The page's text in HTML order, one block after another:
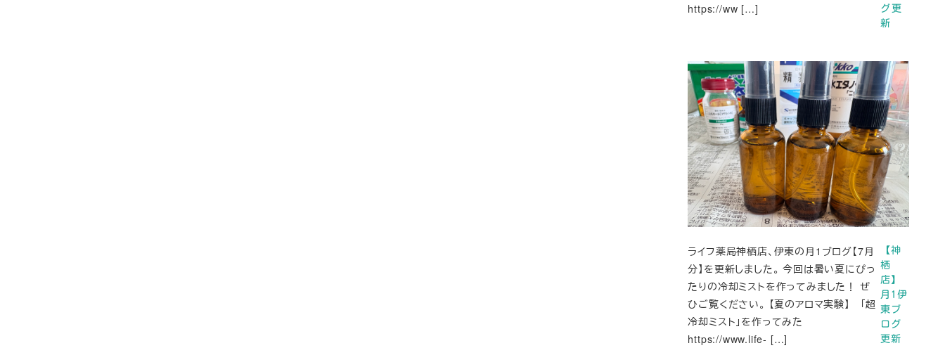
グ更
新
https://ww […]
【神
栖
店】
月1伊
東ブ
ログ
更新
ライフ薬局神栖店、伊東の月1ブログ【7月
分】を更新しました。 今回は暑い夏にぴっ
たりの冷却ミストを作ってみました！ ぜ
ひご覧ください。 【夏のアロマ実験】 「超
冷却ミスト」を作ってみた
https://www.life- […]